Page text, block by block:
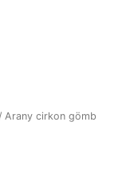
/ Arany cirkon gömb